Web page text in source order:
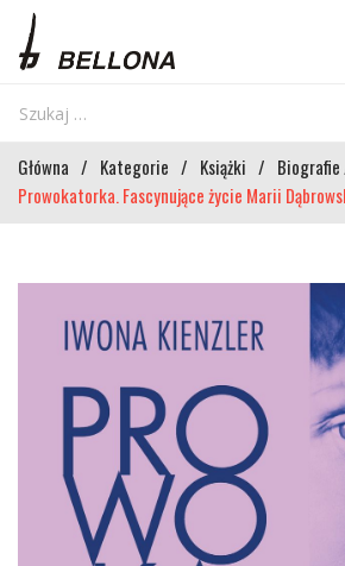
Główna / Kategorie / Książki / Biografie
Prowokatorka. Fascynujące życie Marii